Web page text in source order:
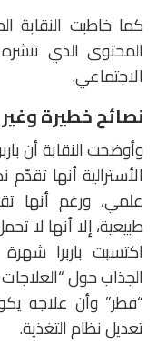
كما خاطبت النقابة
المحتوى الذي
الاجتماعي.
نصائح خطيرة
وأوضحت النقابة أن
الأسترالية أنها
علمي، ورغم أنها
طبيعية، إلا أنها لا
اكتسبت باربرا
الجذاب حول
“فطر” وأن علاجه
تعديل نظام التغذية.